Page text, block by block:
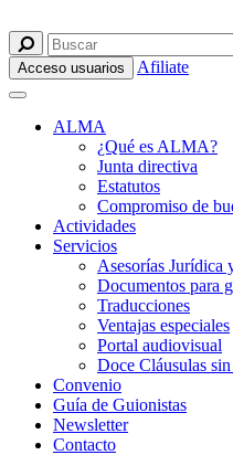
Acceso usuarios Afiliate
ALMA
¿Qué es ALMA?
Junta directiva
Estatutos
Compromiso de
Actividades
Servicios
Asesorías Jurídica
Documentos para
Traducciones
Ventajas especiales
Portal audiovisual
Doce Cláusulas
Convenio
Guía de Guionistas
Newsletter
Contacto